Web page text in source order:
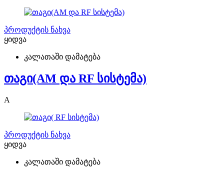
პროდუქტის ნახვა
ყიდვა
კალათაში დამატება
თაგი(AM და RF სისტემა)
A
პროდუქტის ნახვა
ყიდვა
კალათაში დამატება